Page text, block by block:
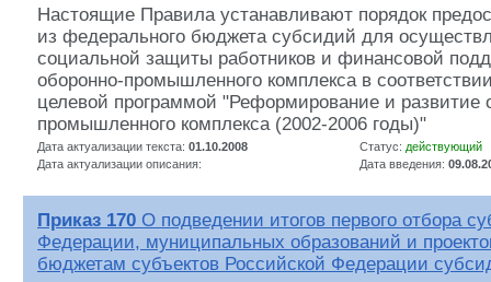
Настоящие Правила устанавливают порядок
из федерального бюджета субсидий для
социальной защиты работников и финансовой
оборонно-промышленного комплекса в
целевой программой "Реформирование и развитие
промышленного комплекса (2002-2006 годы)"
Дата актуализации текста: 01.10.2008 Статус: действующий
Дата актуализации описания:
Дата введения:
Приказ 170 О подведении итогов первого отбора
Федерации, муниципальных образований и
бюджетам субъектов Российской Федерации